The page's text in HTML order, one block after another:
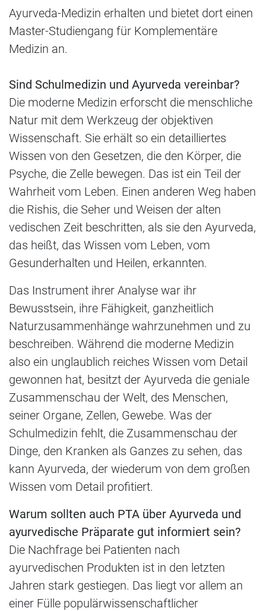
Ayurveda-Medizin erhalten und bietet dort einen
Master-Studiengang für Komplementäre
Medizin an.
Sind Schulmedizin und Ayurveda vereinbar?
Die moderne Medizin erforscht die menschliche
Natur mit dem Werkzeug der objektiven
Wissenschaft. Sie erhält so ein detailliertes
Wissen von den Gesetzen, die den Körper, die
Psyche, die Zelle bewegen. Das ist ein Teil der
Wahrheit vom Leben. Einen anderen Weg haben
die Rishis, die Seher und Weisen der alten
vedischen Zeit beschritten, als sie den Ayurveda,
das heißt, das Wissen vom Leben, vom
Gesunderhalten und Heilen, erkannten.
Das Instrument ihrer Analyse war ihr
Bewusstsein, ihre Fähigkeit, ganzheitlich
Naturzusammenhänge wahrzunehmen und zu
beschreiben. Während die moderne Medizin
also ein unglaublich reiches Wissen vom Detail
gewonnen hat, besitzt der Ayurveda die geniale
Zusammenschau der Welt, des Menschen,
seiner Organe, Zellen, Gewebe. Was der
Schulmedizin fehlt, die Zusammenschau der
Dinge, den Kranken als Ganzes zu sehen, das
kann Ayurveda, der wiederum von dem großen
Wissen vom Detail profitiert.
Warum sollten auch PTA über Ayurveda und
ayurvedische Präparate gut informiert sein?
Die Nachfrage bei Patienten nach
ayurvedischen Produkten ist in den letzten
Jahren stark gestiegen. Das liegt vor allem an
einer Fülle populärwissenschaftlicher